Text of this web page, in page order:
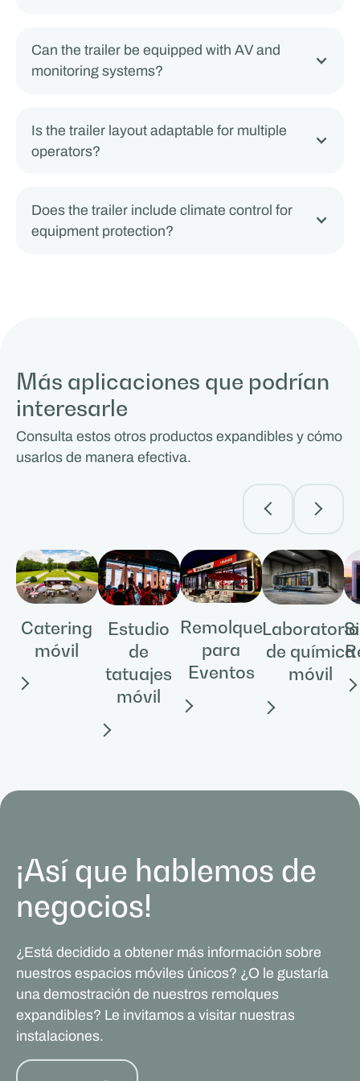
Can the trailer be equipped with AV and
monitoring systems?
Is the trailer layout adaptable for multiple
operators?
Does the trailer include climate control for
equipment protection?
Más aplicaciones que podrían
interesarle
Consulta estos otros productos expandibles y cómo
usarlos de manera efectiva.
Catering
móvil
Estudio
de
tatuajes
móvil
Remolque
para
Eventos
Laboratorio
de química
móvil
¡Así que hablemos de
negocios!
¿Está decidido a obtener más información sobre
nuestros espacios móviles únicos? ¿O le gustaría
una demostración de nuestros remolques
expandibles? Le invitamos a visitar nuestras
instalaciones.